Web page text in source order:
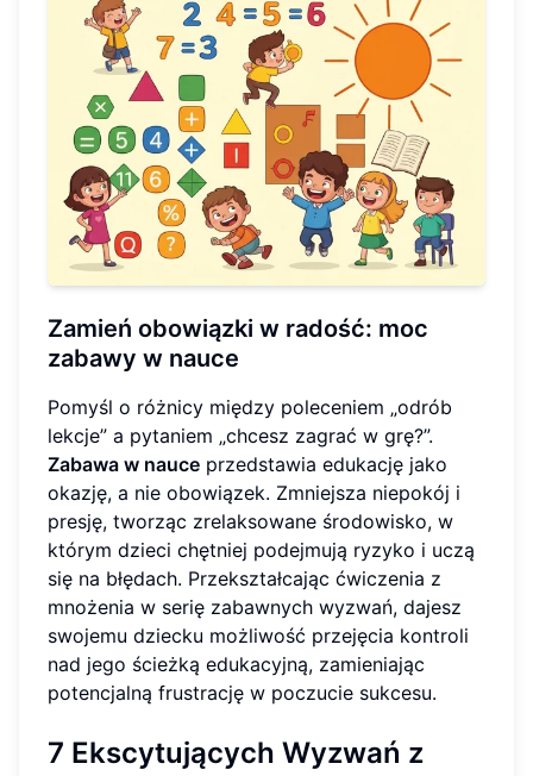
Zamień obowiązki w radość: moc
zabawy w nauce
Pomyśl o różnicy między poleceniem „odrób
lekcje” a pytaniem „chcesz zagrać w grę?”.
Zabawa w nauce przedstawia edukację jako
okazję, a nie obowiązek. Zmniejsza niepokój i
presję, tworząc zrelaksowane środowisko, w
którym dzieci chętniej podejmują ryzyko i uczą
się na błędach. Przekształcając ćwiczenia z
mnożenia w serię zabawnych wyzwań, dajesz
swojemu dziecku możliwość przejęcia kontroli
nad jego ścieżką edukacyjną, zamieniając
potencjalną frustrację w poczucie sukcesu.
7 Ekscytujących Wyzwań z